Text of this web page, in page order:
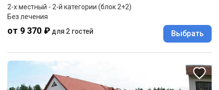
2-x местный - 2-й категории (блок 2+2)
Без лечения
от 9 370 ₽ для 2 гостей Выбрать